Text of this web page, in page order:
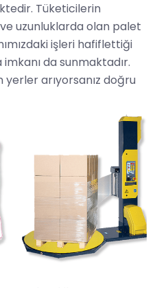
Tüketicilerin
uzunluklarda olan palet
işleri hafiflettiği
da sunmaktadır.
arıyorsanız doğru